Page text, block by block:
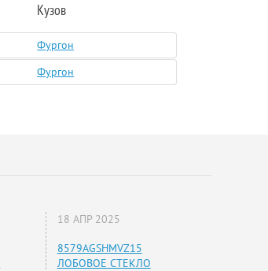
Кузов
Фургон
Фургон
18 АПР 2025
8579AGSHMVZ15
ЛОБОВОЕ СТЕКЛО